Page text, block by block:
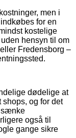
men i
for en
kostelige
hensyn til om
Fredensborg –
dødelige at
og for det
sænke
også til
gange sikre